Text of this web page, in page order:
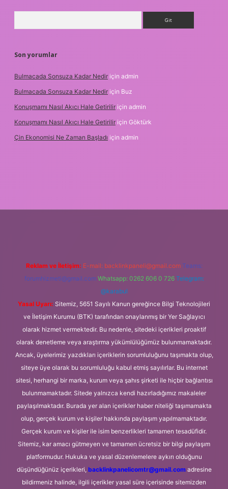
Son yorumlar
Bulmacada Sonsuza Kadar Nedir için admin
Bulmacada Sonsuza Kadar Nedir için Buz
Konuşmamı Nasıl Akıcı Hale Getirilir için admin
Konuşmamı Nasıl Akıcı Hale Getirilir için Göktürk
Çin Ekonomisi Ne Zaman Başladı için admin
Reklam ve İletişim: E-mail: backlinkpaneli@gmail.com Teams:
forumhizmeti@gmail.com Whatsapp: 0262 606 0 726 Telegram:
@karabul
Yasal Uyarı: Sitemiz, 5651 Sayılı Kanun gereğince Bilgi Teknolojileri
ve İletişim Kurumu (BTK) tarafından onaylanmış bir Yer Sağlayıcı
olarak hizmet vermektedir. Bu nedenle, sitedeki içerikleri proaktif
olarak denetleme veya araştırma yükümlülüğümüz bulunmamaktadır.
Ancak, üyelerimiz yazdıkları içeriklerin sorumluluğunu taşımakta olup,
siteye üye olarak bu sorumluluğu kabul etmiş sayılırlar. Bu internet
sitesi, herhangi bir marka, kurum veya şahıs şirketi ile hiçbir bağlantısı
bulunmamaktadır. Sitede yalnızca kendi hazırladığımız makaleler
paylaşılmaktadır. Burada yer alan içerikler haber niteliği taşımamakta
olup, gerçek kurum ve kişiler hakkında paylaşım yapılmamaktadır.
Gerçek kurum ve kişiler ile isim benzerlikleri tamamen tesadüfidir.
Sitemiz, kar amacı gütmeyen ve tamamen ücretsiz bir bilgi paylaşım
platformudur. Hukuka ve yasal düzenlemelere aykırı olduğunu
düşündüğünüz içerikleri, backlinkpanelicomtr@gmail.comadresine
bildirmeniz halinde, ilgili içerikler yasal süre içerisinde sitemizden